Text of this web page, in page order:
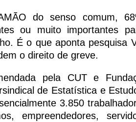
do senso comum,
ou muito importantes
É o que aponta pesquisa
o direito de greve.
pela CUT e
de Estatística e
3.850
empreendedores,